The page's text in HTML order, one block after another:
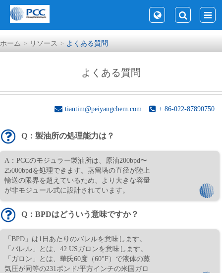
ホーム リソース よくある質問
よくある質問
+ 86-022-87890750
tiantim@peiyangchem.com
Q：製油所の処理能力は？
A：PCCのモジュラー製油所は、原油200bpd〜
25000bpdを処理できます。蒸留塔の直径が陸上
輸送の限界を超えているため、より大きな容量
が非モジュール式に設計されています。
Q：BPDはどういう意味ですか？
「BPD」は1日あたりのバレルを意味します。
「バレル」とは、42 USガロンを意味します。
「ガロン」とは、華氏60度（60°F）で液体の蒸
気圧が同等の231ポンド/平方インチの米国ガロ